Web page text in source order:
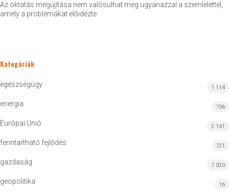
Az oktatás megújítása nem valósulhat meg ugyanazzal a szemlélettel,
amely a problémákat előidézte
Kategóriák
egészségügy 1 114
energia 706
Európai Unió 2 141
fenntartható fejlődés 721
gazdaság 7 020
geopolitika 16